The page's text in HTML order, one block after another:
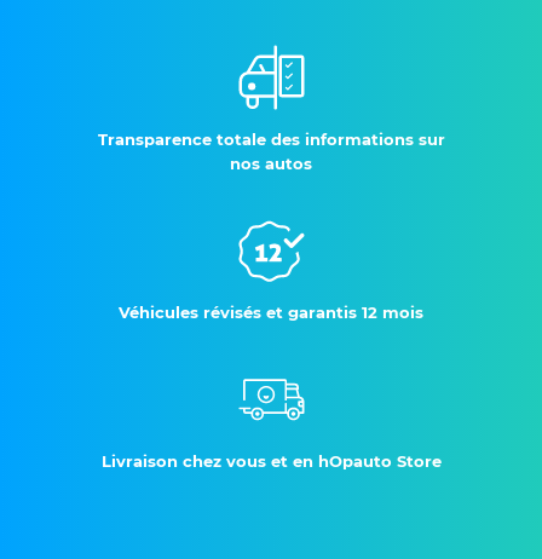
Transparence totale des informations sur
nos autos
Véhicules révisés et garantis 12 mois
Livraison chez vous et en hOpauto Store